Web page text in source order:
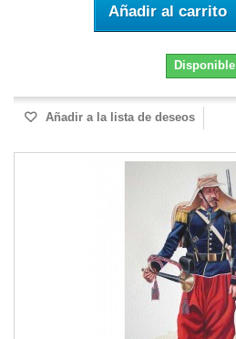
Añadir al carrito
Disponible
Añadir a la lista de deseos